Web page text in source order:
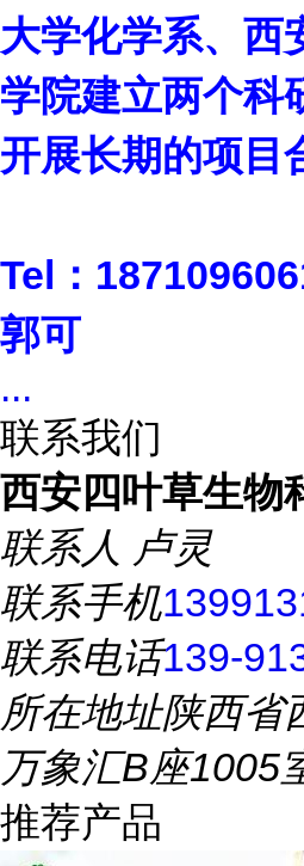
大学化学系、西
学院建立两个科
开展长期的项目
Tel ：
郭可
...
联系我们
西安四叶草生物
联系人 卢灵
联系手机
联系电话139-
所在地址陕西省
万象汇B座1005
推荐产品